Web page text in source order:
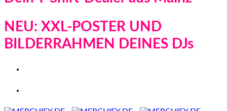
NEU: XXL-POSTER UND
BILDERRAHMEN DEINES DJs